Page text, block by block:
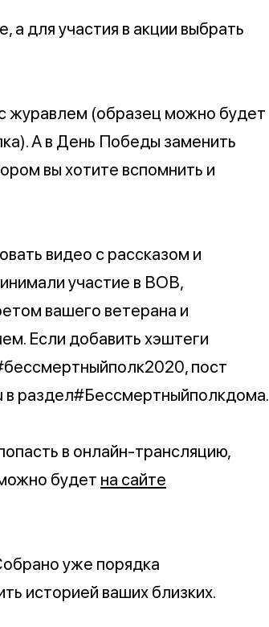
для участия в акции выбрать
журавлем (образец можно будет
А в День Победы заменить
вы хотите вспомнить и
видео с рассказом и
участие в ВОВ,
вашего ветерана и
Если добавить хэштеги
пост
в раздел#Бессмертныйполкдома.
в онлайн-трансляцию,
будет на сайте
уже порядка
историей ваших близких.